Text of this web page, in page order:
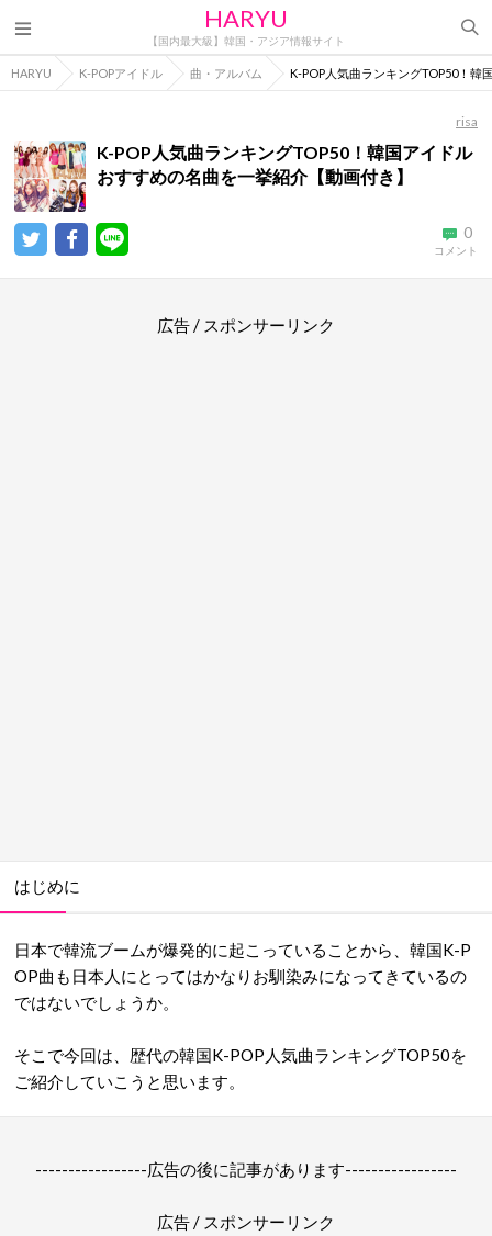
HARYU
【国内最大級】韓国・アジア情報サイト
HARYU K-POPアイドル 曲・アルバム K-POP人気曲ランキングTOP50！韓
risa
K-POP人気曲ランキングTOP50！韓国アイドル
おすすめの名曲を一挙紹介【動画付き】
0
コメント
広告 / スポンサーリンク
はじめに
日本で韓流ブームが爆発的に起こっていることから、韓国K-P
OP曲も日本人にとってはかなりお馴染みになってきているの
ではないでしょうか。
そこで今回は、歴代の韓国K-POP人気曲ランキングTOP50を
ご紹介していこうと思います。
-----------------広告の後に記事があります-----------------
広告 / スポンサーリンク